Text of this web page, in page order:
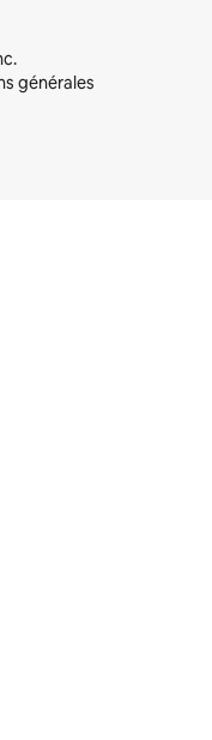
générales